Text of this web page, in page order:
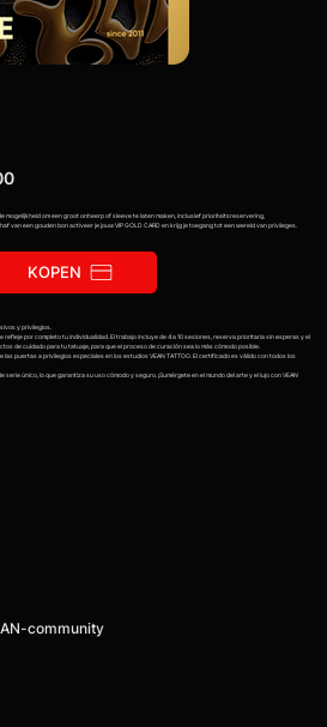
mogelijkheid om een groot ontwerp of sleeve te laten maken, inclusief prioriteitsreservering,
van een gouden bon activeer je jouw VIP GOLD CARD en krijg je toegang tot een wereld van privileges.
KOPEN
y privilegios.
por completo tu individualidad. El trabajo incluye de 4 a 10 sesiones, reserva prioritaria sin esperas y el
de cuidado para tu tatuaje, para que el proceso de curación sea lo más cómodo posible.
las puertas a privilegios especiales en los estudios VEAN TATTOO. El certificado es válido con todos los
único, lo que garantiza su uso cómodo y seguro. ¡Sumérgete en el mundo del arte y el lujo con VEAN
community